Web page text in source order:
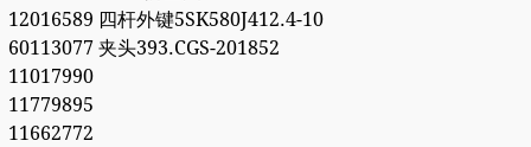
12016589 四杆外键5SK580J412.4-10
60113077 夹头393.CGS-201852
11017990
11779895
11662772